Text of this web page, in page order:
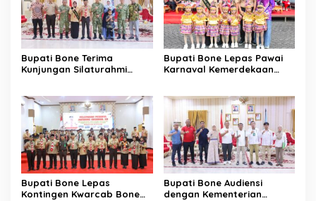
Bupati Bone Terima
Kunjungan Silaturahmi
Bupati Bone Lepas Pawai
Karnaval Kemerdekaan
Bupati Bone Lepas
Kontingen Kwarcab Bone
Bupati Bone Audiensi
dengan Kementerian